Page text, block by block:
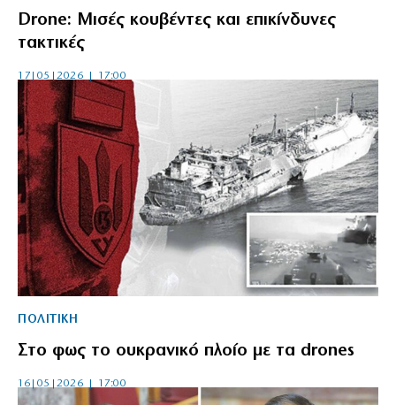
Drone: Μισές κουβέντες και επικίνδυνες
τακτικές
17|05|2026 | 17:00
ΠΟΛΙΤΙΚΗ
Στο φως το ουκρανικό πλοίο με τα drones
16|05|2026 | 17:00